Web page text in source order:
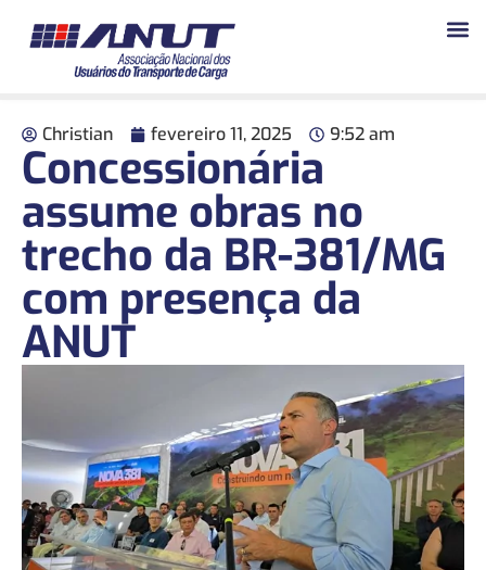
Christian fevereiro 11, 2025 9:52 am
Concessionária
assume obras no
trecho da BR-381/MG
com presença da
ANUT